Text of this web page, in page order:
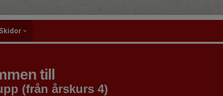
till
(från årskurs 4)